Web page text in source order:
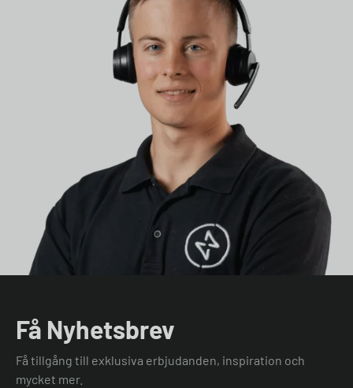
Få Nyhetsbrev
Få tillgång till exklusiva erbjudanden, inspiration och
mycket mer.